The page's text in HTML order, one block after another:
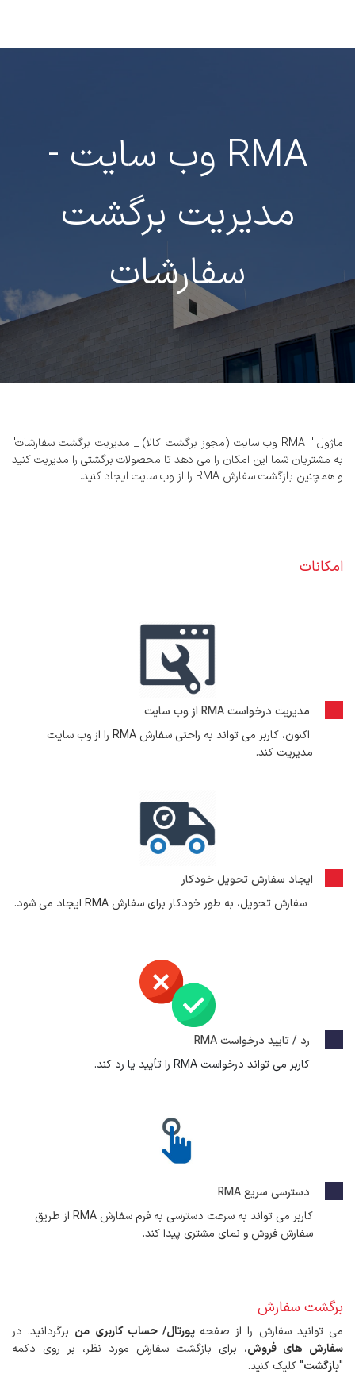
RMA وب سایت -
مدیریت برگشت
سفارشات
ماژول " RMA وب سایت (مجوز برگشت کالا) _ مدیریت برگشت سفارشات"
به مشتریان شما این امکان را می دهد تا محصولات برگشتی را مدیریت کنید
و همچنین بازگشت سفارش RMA را از وب سایت ایجاد کنید.
امکانات
مدیریت درخواست RMA از وب سایت
اکنون، کاربر می تواند به راحتی سفارش RMA را از وب سایت
مدیریت کند.
ایجاد سفارش تحویل خودکار
سفارش تحویل، به طور خودکار برای سفارش RMA ایجاد می شود.
رد / تایید درخواست RMA
کاربر می تواند درخواست RMA را تأیید یا رد کند.
دسترسی سریع RMA
کاربر می تواند به سرعت دسترسی به فرم سفارش RMA از طریق
سفارش فروش و نمای مشتری پیدا کند.
برگشت سفارش
می توانید سفارش را از صفحه پورتال/ حساب کاربری من برگردانید. در
سفارش های فروش، برای بازگشت سفارش مورد نظر، بر روی دکمه
"بازگشت" کلیک کنید.